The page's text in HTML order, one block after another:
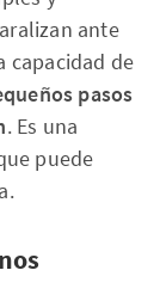
ante
capacidad de
pasos
. Es una
puede